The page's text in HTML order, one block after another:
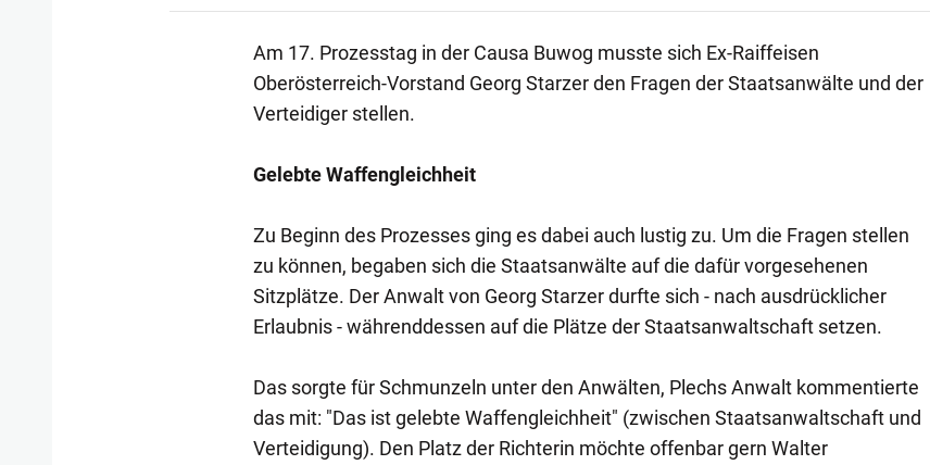
Am 17. Prozesstag in der Causa Buwog musste sich Ex-Raiffeisen
Oberösterreich-Vorstand Georg Starzer den Fragen der Staatsanwälte und der
Verteidiger stellen.
Gelebte Waffengleichheit
Zu Beginn des Prozesses ging es dabei auch lustig zu. Um die Fragen stellen
zu können, begaben sich die Staatsanwälte auf die dafür vorgesehenen
Sitzplätze. Der Anwalt von Georg Starzer durfte sich - nach ausdrücklicher
Erlaubnis - währenddessen auf die Plätze der Staatsanwaltschaft setzen.
Das sorgte für Schmunzeln unter den Anwälten, Plechs Anwalt kommentierte
das mit: "Das ist gelebte Waffengleichheit" (zwischen Staatsanwaltschaft und
Verteidigung). Den Platz der Richterin möchte offenbar gern Walter